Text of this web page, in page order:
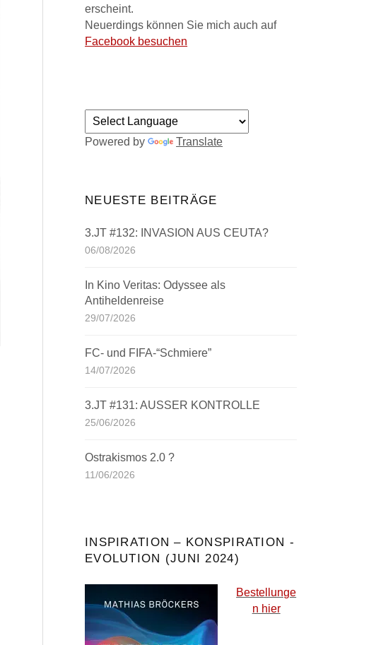
erscheint.
Neuerdings können Sie mich auch auf
Facebook besuchen
Powered by Translate
NEUESTE BEITRÄGE
3.JT #132: INVASION AUS CEUTA?
06/08/2026
In Kino Veritas: Odyssee als
Antiheldenreise
29/07/2026
FC- und FIFA-“Schmiere”
14/07/2026
3.JT #131: AUSSER KONTROLLE
25/06/2026
Ostrakismos 2.0 ?
11/06/2026
INSPIRATION – KONSPIRATION -
EVOLUTION (JUNI 2024)
Bestellunge
n hier